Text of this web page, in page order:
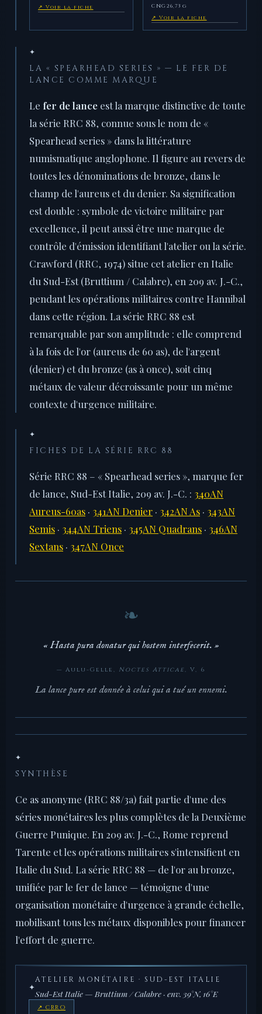
↗ Voir la fiche
CNG 26,73 g
↗ Voir la fiche
✦
LA « SPEARHEAD SERIES » — LE FER DE
LANCE COMME MARQUE
Le fer de lance est la marque distinctive de toute
la série RRC 88, connue sous le nom de «
Spearhead series » dans la littérature
numismatique anglophone. Il figure au revers de
toutes les dénominations de bronze, dans le
champ de l'aureus et du denier. Sa signification
est double : symbole de victoire militaire par
excellence, il peut aussi être une marque de
contrôle d'émission identifiant l'atelier ou la série.
Crawford (RRC, 1974) situe cet atelier en Italie
du Sud-Est (Bruttium / Calabre), en 209 av. J.-C.,
pendant les opérations militaires contre Hannibal
dans cette région. La série RRC 88 est
remarquable par son amplitude : elle comprend
à la fois de l'or (aureus de 60 as), de l'argent
(denier) et du bronze (as à once), soit cinq
métaux de valeur décroissante pour un même
contexte d'urgence militaire.
✦
FICHES DE LA SÉRIE RRC 88
Série RRC 88 – « Spearhead series », marque fer
de lance, Sud-Est Italie, 209 av. J.-C. : 340AN
Aureus-60as · 341AN Denier · 342AN As · 343AN
Semis · 344AN Triens · 345AN Quadrans · 346AN
Sextans · 347AN Once
« Hasta pura donatur qui hostem interfecerit. »
— Aulu-Gelle, Noctes Atticae, V, 6
La lance pure est donnée à celui qui a tué un ennemi.
✦
SYNTHÈSE
Ce as anonyme (RRC 88/3a) fait partie d'une des
séries monétaires les plus complètes de la Deuxième
Guerre Punique. En 209 av. J.-C., Rome reprend
Tarente et les opérations militaires s'intensifient en
Italie du Sud. La série RRC 88 — de l'or au bronze,
unifiée par le fer de lance — témoigne d'une
organisation monétaire d'urgence à grande échelle,
mobilisant tous les métaux disponibles pour financer
l'effort de guerre.
✦
ATELIER MONÉTAIRE · SUD-EST ITALIE
Sud-Est Italie — Bruttium / Calabre · env. 39°N, 16°E
↗ CRRO